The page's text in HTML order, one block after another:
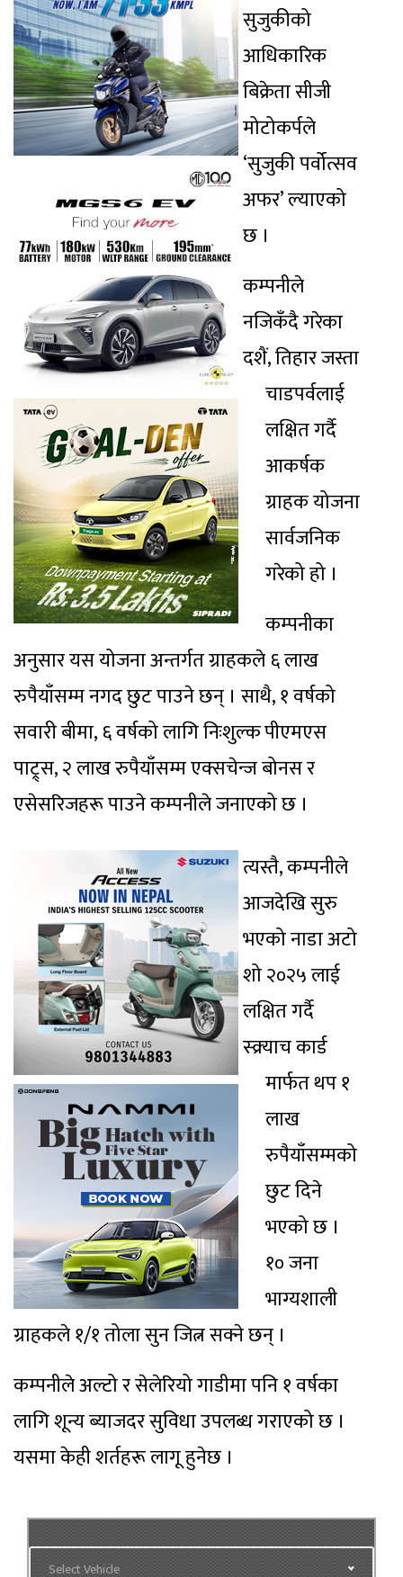
सुजुकीको
आधिकारिक
बिक्रेता सीजी
मोटोकर्पले
‘सुजुकी पर्वोत्सव
अफर’ ल्याएको
छ ।
कम्पनीले
नजिकँदै गरेका
दशैं, तिहार जस्ता
चाडपर्वलाई
लक्षित गर्दै
आकर्षक
ग्राहक योजना
सार्वजनिक
गरेको हो ।
कम्पनीका
अनुसार यस योजना अन्तर्गत ग्राहकले ६ लाख
रुपैयाँसम्म नगद छुट पाउने छन् । साथै, १ वर्षको
सवारी बीमा, ६ वर्षको लागि निःशुल्क पीएमएस
पाट्र्स, २ लाख रुपैयाँसम्म एक्सचेन्ज बोनस र
एसेसरिजहरू पाउने कम्पनीले जनाएको छ ।
त्यस्तै, कम्पनीले
आजदेखि सुरु
भएको नाडा अटो
शो २०२५ लाई
लक्षित गर्दै
स्क्र्याच कार्ड
मार्फत थप १
लाख
रुपैयाँसम्मको
छुट दिने
भएको छ ।
१० जना
भाग्यशाली
ग्राहकले १/१ तोला सुन जित्न सक्ने छन् ।
कम्पनीले अल्टो र सेलेरियो गाडीमा पनि १ वर्षका
लागि शून्य ब्याजदर सुविधा उपलब्ध गराएको छ ।
यसमा केही शर्तहरू लागू हुनेछ ।
Select Vehicle